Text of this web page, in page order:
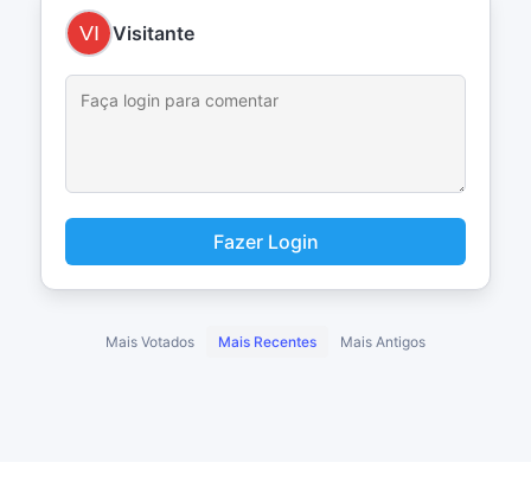
Visitante
Fazer Login
Mais Votados Mais Recentes Mais Antigos